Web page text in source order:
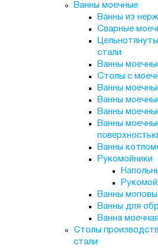
Ванны моечные
Ванны из
Сварные
стали
Ванны
Столы с
Ванны
Ванны
Ванны
Ванны
поверхностью
Ванны
Рукомойники
Ванны
Ванны для
Ванна
Столы
стали